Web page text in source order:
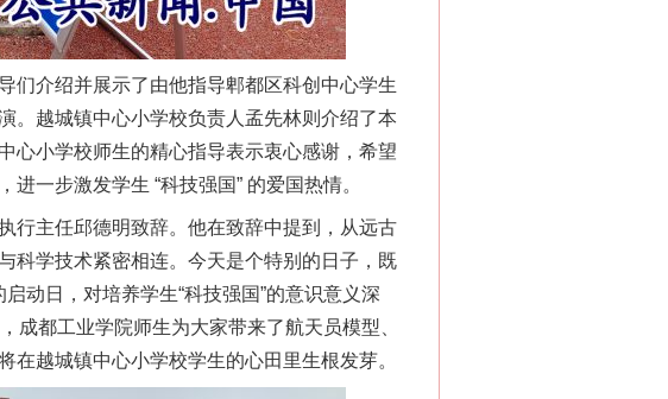
介绍并展示了由他指导郫都区科创中心学生
。越城镇中心小学校负责人孟先林则介绍了本
心小学校师生的精心指导表示衷心感谢，希望
一步激发学生 “科技强国” 的爱国热情。
主任邱德明致辞。他在致辞中提到，从远古
科学技术紧密相连。今天是个特别的日子，既
动日，对培养学生“科技强国”的意识意义深
成都工业学院师生为大家带来了航天员模型、
越城镇中心小学校学生的心田里生根发芽。